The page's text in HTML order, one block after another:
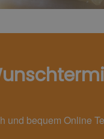
und bequem Online